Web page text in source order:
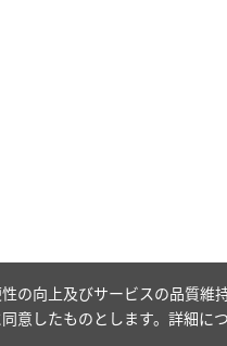
の向上及びサービスの品質
意したものとします。詳細